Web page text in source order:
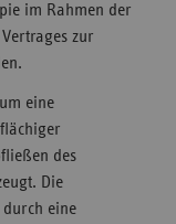
im Rahmen der
zur
eine
des
Die
eine